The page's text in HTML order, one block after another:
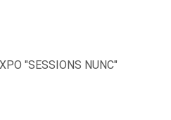
"SESSIONS NUNC"